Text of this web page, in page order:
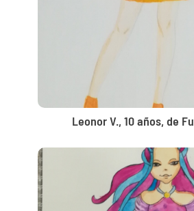
Leonor V., 10 años, de